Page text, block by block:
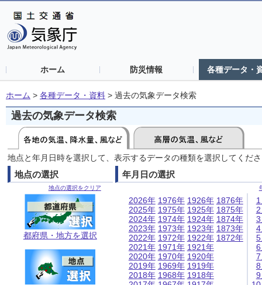
ホーム 防災情報 各種データ・
ホーム > 各種データ・資料 > 過去の気象データ検索
過去の気象データ検索
地点と年月日時を選択して、表示するデータの種類を選択してくだ
地点の選択
地点の選択をクリア
都府県・地方を選択
年月日の選択
2026年
2025年
2024年
2023年
2022年
2021年
2020年
2019年
2018年
1976年
1975年
1974年
1973年
1972年
1971年
1970年
1969年
1968年
1926年
1925年
1924年
1923年
1922年
1921年
1920年
1919年
1918年
1876年
1875年
1874年
1873年
1872年